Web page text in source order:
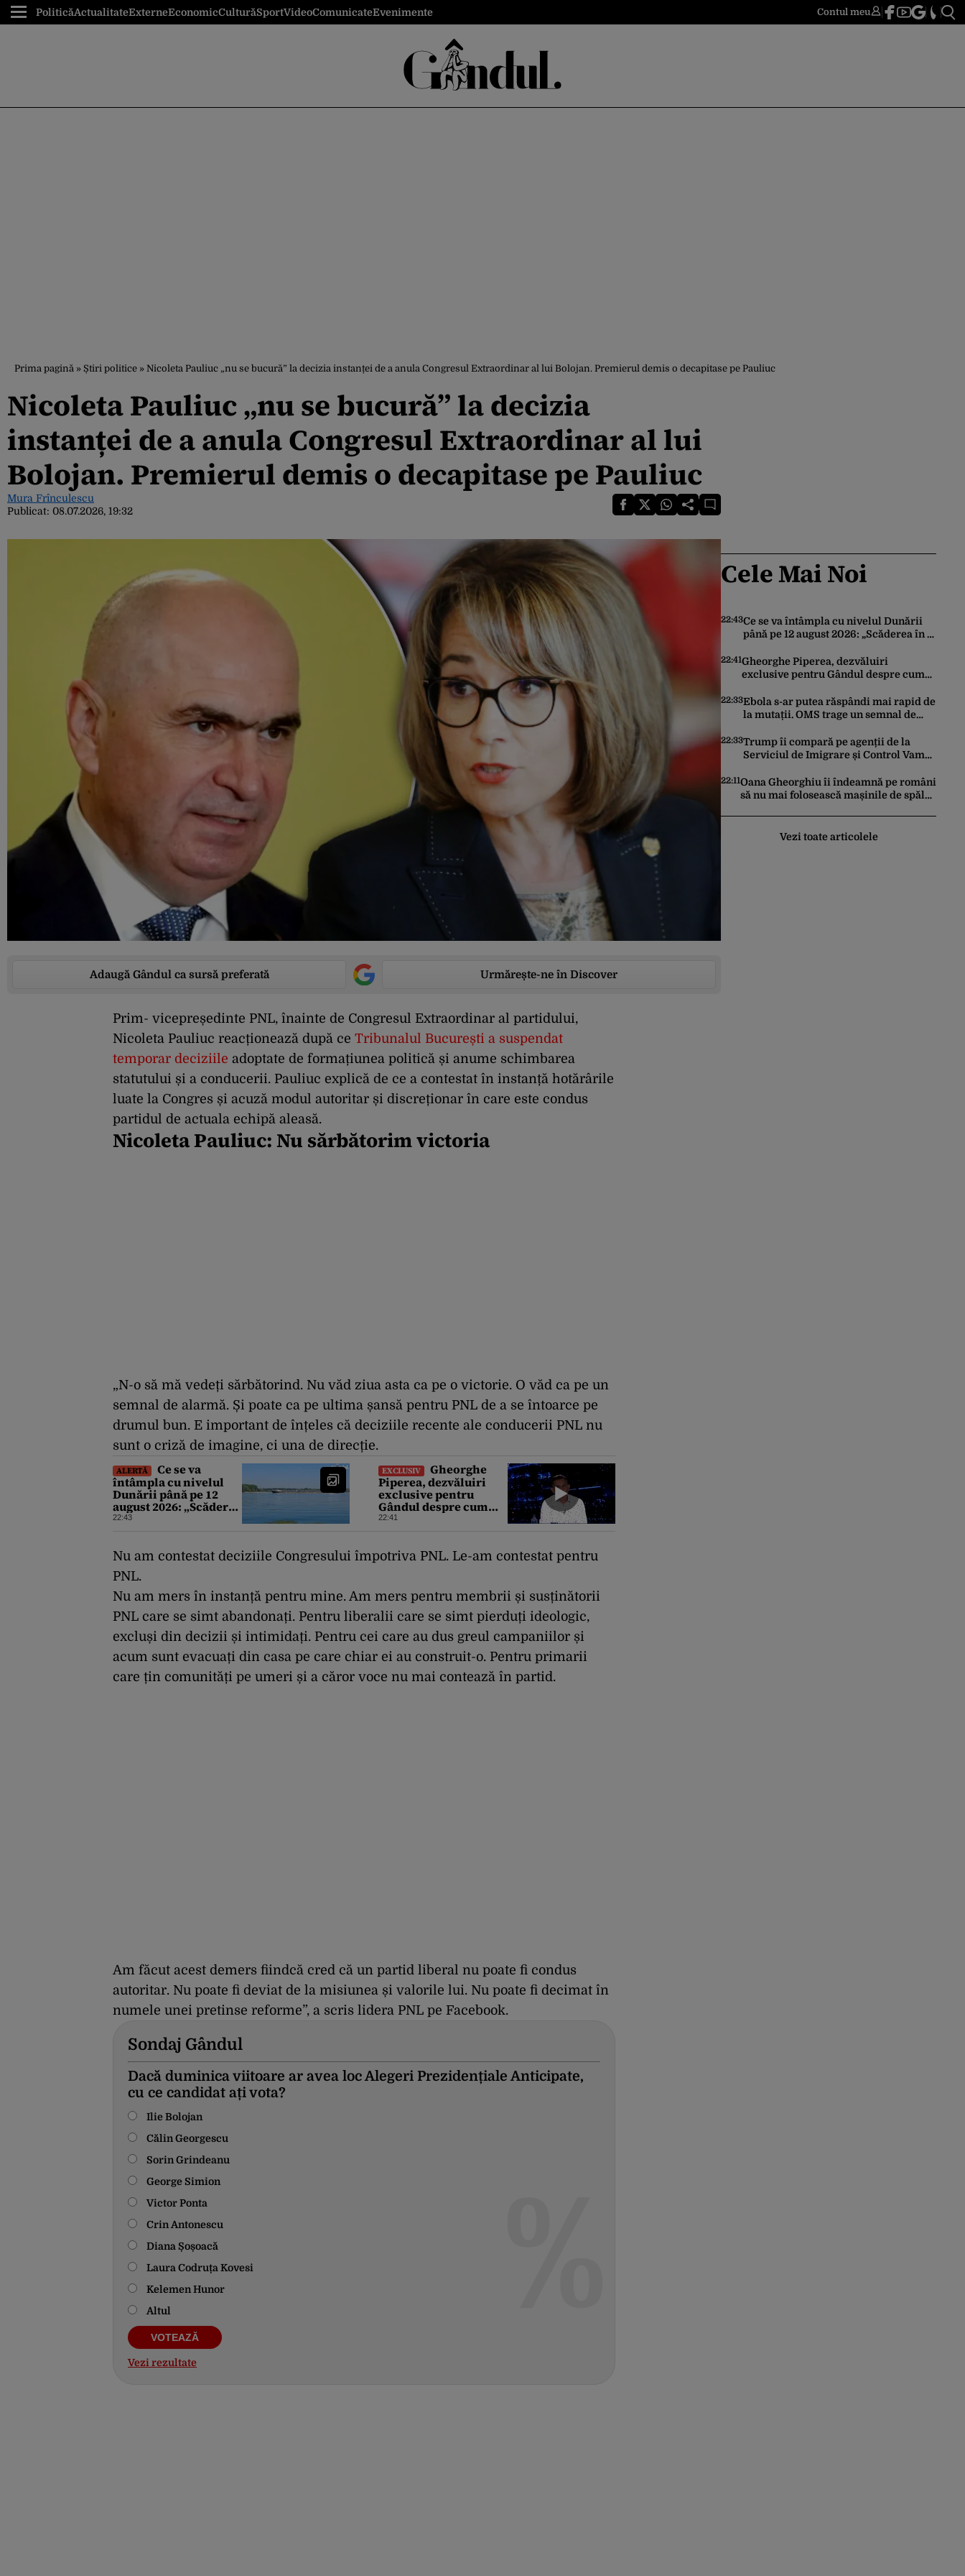
PoliticăActualitateExterneEconomicCulturăSportVideoComunicateEvenimente Contul meu
Prima pagină » Știri politice » Nicoleta Pauliuc „nu se bucură” la decizia instanței de a anula Congresul Extraordinar al lui Bolojan. Premierul demis o decapitase pe Pauliuc
Nicoleta Pauliuc „nu se bucură” la decizia
instanței de a anula Congresul Extraordinar al lui
Bolojan. Premierul demis o decapitase pe Pauliuc
Mura Frînculescu
Publicat: 08.07.2026, 19:32
Adaugă Gândul ca sursă preferată Urmărește-ne în Discover
Prim- vicepreședinte PNL, înainte de Congresul Extraordinar al partidului,
Nicoleta Pauliuc reacționează după ce Tribunalul București a suspendat
temporar deciziile adoptate de formațiunea politică și anume schimbarea
statutului și a conducerii. Pauliuc explică de ce a contestat în instanță hotărârile
luate la Congres și acuză modul autoritar și discreționar în care este condus
partidul de actuala echipă aleasă.
Nicoleta Pauliuc: Nu sărbătorim victoria
„N-o să mă vedeți sărbătorind. Nu văd ziua asta ca pe o victorie. O văd ca pe un
semnal de alarmă. Și poate ca pe ultima șansă pentru PNL de a se întoarce pe
drumul bun. E important de înțeles că deciziile recente ale conducerii PNL nu
sunt o criză de imagine, ci una de direcție.
ALERTĂ
Ce se va
întâmpla cu nivelul
Dunării până pe 12
august 2026: „Scăderea
în 7 zile este de 10
22:43
EXCLUSIV
Gheorghe
Piperea, dezvăluiri
exclusive pentru
Gândul despre cum
Ursula von der Leyen,
Signal să îl pună „la
22:41
Nu am contestat deciziile Congresului împotriva PNL. Le-am contestat pentru
PNL.
Nu am mers în instanță pentru mine. Am mers pentru membrii și susținătorii
PNL care se simt abandonați. Pentru liberalii care se simt pierduți ideologic,
excluși din decizii și intimidați. Pentru cei care au dus greul campaniilor și
acum sunt evacuați din casa pe care chiar ei au construit-o. Pentru primarii
care țin comunități pe umeri și a căror voce nu mai contează în partid.
Am făcut acest demers fiindcă cred că un partid liberal nu poate fi condus
autoritar. Nu poate fi deviat de la misiunea și valorile lui. Nu poate fi decimat în
numele unei pretinse reforme”, a scris lidera PNL pe Facebook.
Sondaj Gândul
Dacă duminica viitoare ar avea loc Alegeri Prezidențiale Anticipate,
cu ce candidat ați vota?
Ilie Bolojan
Călin Georgescu
Sorin Grindeanu
George Simion
Victor Ponta
Crin Antonescu
Diana Șoșoacă
Laura Codruța Kovesi
Kelemen Hunor
Altul
Vezi rezultate
Cele Mai Noi
22:43Ce se va întâmpla cu nivelul Dunării
până pe 12 august 2026: „Scăderea în 7
22:41Gheorghe Piperea, dezvăluiri
exclusive pentru Gândul despre cum
Macron și Zelenski plănuiesc pe Signal
să îl pună „la respect” pe Trump
22:33Ebola s-ar putea răspândi mai rapid de
la mutații. OMS trage un semnal de
pentru care nu există vaccin
22:33Trump îi compară pe agenții de la
Serviciul de Imigrare și Control Vamal
migranților ilegali și a infractorilor
22:11Oana Gheorghiu îi îndeamnă pe români
să nu mai folosească mașinile de spălat
Vezi toate articolele